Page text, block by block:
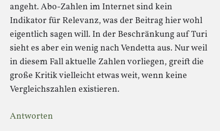
angeht. Abo-Zahlen im Internet sind kein
Indikator für Relevanz, was der Beitrag hier wohl
eigentlich sagen will. In der Beschränkung auf Turi
sieht es aber ein wenig nach Vendetta aus. Nur weil
in diesem Fall aktuelle Zahlen vorliegen, greift die
große Kritik vielleicht etwas weit, wenn keine
Vergleichszahlen existieren.
Antworten